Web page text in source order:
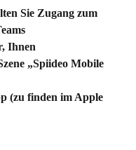
Sie Zugang zum
Ihnen
„Spiideo Mobile
(zu finden im Apple